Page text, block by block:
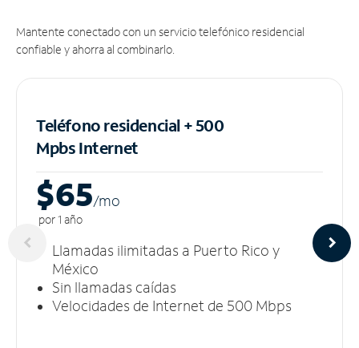
Mantente conectado con un servicio telefónico residencial
confiable y ahorra al combinarlo.
Teléfono residencial + 500
MpbsInternet
$65/mo
por 1 año
Llamadas ilimitadas a Puerto Rico y
México
Sin llamadas caídas
Velocidades de Internet de 500 Mbps